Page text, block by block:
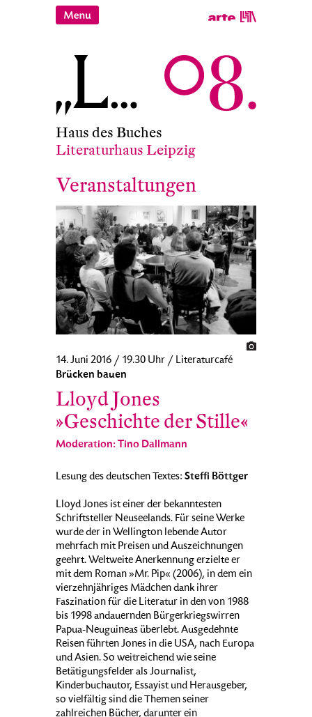
Haus des Buches
Literaturhaus Leipzig
Veranstaltungen
14. Juni 2016 / 19.30 Uhr / Literaturcafé
Brücken bauen
Lloyd Jones
»Geschichte der Stille«
Moderation: Tino Dallmann
Lesung des deutschen Textes: Steffi Böttger
Lloyd Jones ist einer der bekanntesten
Schriftsteller Neuseelands. Für seine Werke
wurde der in Wellington lebende Autor
mehrfach mit Preisen und Auszeichnungen
geehrt. Weltweite Anerkennung erzielte er
mit dem Roman »Mr. Pip« (2006), in dem ein
vierzehnjähriges Mädchen dank ihrer
Faszination für die Literatur in den von 1988
bis 1998 andauernden Bürgerkriegswirren
Papua-Neuguineas überlebt. Ausgedehnte
Reisen führten Jones in die USA, nach Europa
und Asien. So weitreichend wie seine
Betätigungsfelder als Journalist,
Kinderbuchautor, Essayist und Herausgeber,
so vielfältig sind die Themen seiner
zahlreichen Bücher, darunter ein